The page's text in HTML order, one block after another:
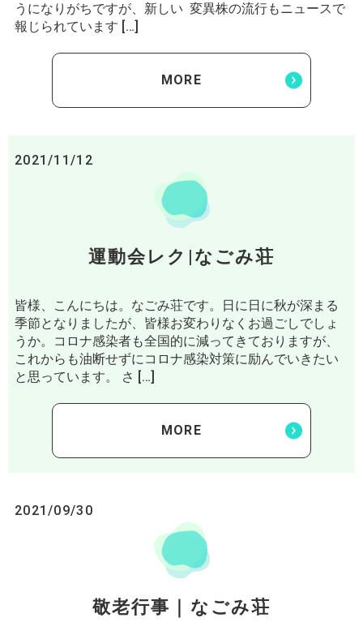
うになりがちですが、新しい 変異株の流行もニュースで
報じられています […]
MORE
2021/11/12
運動会レク|なごみ荘
皆様、こんにちは。なごみ荘です。日に日に秋が深まる
季節となりましたが、皆様お変わりなくお過ごしでしょ
うか。コロナ感染者も全国的に減ってきておりますが、
これからも油断せずにコロナ感染対策に励んでいきたい
と思っています。 さ […]
MORE
2021/09/30
敬老行事｜なごみ荘